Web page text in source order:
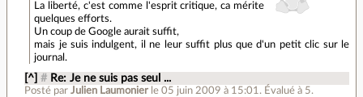
La liberté, c'est comme l'esprit critique, ca mérite
quelques efforts.
Un coup de Google aurait suffit,
mais je suis indulgent, il ne leur suffit plus que d'un petit clic sur le
journal.
[^] # Re: Je ne suis pas seul ...
Posté par Julien Laumonier le 05 juin 2009 à 15:01 . Évalué à 5.